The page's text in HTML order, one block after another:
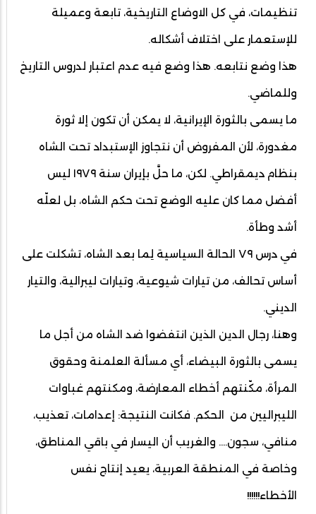
تنظيمات، في كل الاوضاع التاريخية، تابعة وعميلة
للإستعمار على اختلاف أشكاله.
هذا وضع نتابعه. هذا وضع فيه عدم اعتبار لدروس التاريخ
وللماضي.
ما يسمى بالثورة الإيرانية، لا يمكن أن تكون إلا ثورة
مغدورة، لأن المفروض أن نتجاوز الإستبداد تحت الشاه
بنظام ديمقراطي. لكن، ما حلَّ بإيران سنة ١٩٧٩ ليس
أفضل مما كان عليه الوضع تحت حكم الشاه، بل لعلّه
أشد وطأة.
في درس ٧٩ الحالة السياسية لِما بعد الشاه، تشكلت على
أساس تحالف، من تيارات شيوعية، وتيارات ليبرالية، والتيار
الديني.
وهنا، رجال الدين الذين انتفضوا ضد الشاه من أجل ما
يسمى بالثورة البيضاء، أي مسألة العلمنة وحقوق
المرأة، مكّنتهم أخطاء المعارضة، ومكنتهم غباوات
الليبراليين من الحكم. فكانت النتيجة: إعدامات، تعذيب،
منافي، سجون.... والغريب أن اليسار في باقي المناطق،
وخاصة في المنطقة العربية، يعيد إنتاج نفس
الأخطاء!!!!!!